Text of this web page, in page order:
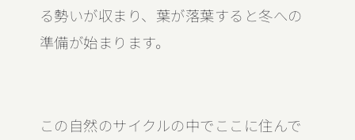
る勢いが収まり、葉が落葉すると冬への
準備が始まります。
この自然のサイクルの中でここに住んで